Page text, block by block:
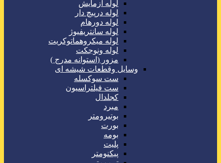
لوله آزمایش
لوله درپیچ دار
لوله دورهام
لوله سانتریفیوژ
لوله میکروهماتوکریت
لوله ونوجکت
مزور (استوانه مدرج )
وسایل وقطعات شیشه ای
ست سوکسله
ست فیلتراسیون
کجلدال
مبرد
بوتیرومتر
بورت
بومه
پلیت
پیکنومتر